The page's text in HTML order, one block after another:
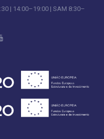
| 14:00–19:00 | SAM 8:30–